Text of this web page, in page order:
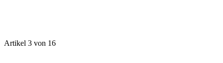
Artikel 3 von 16